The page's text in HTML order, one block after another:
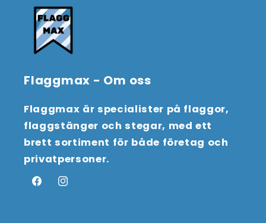
Flaggmax - Om oss
Flaggmax är specialister på flaggor,
flaggstänger och stegar, med ett
brett sortiment för både företag och
privatpersoner.
FacebookInstagram